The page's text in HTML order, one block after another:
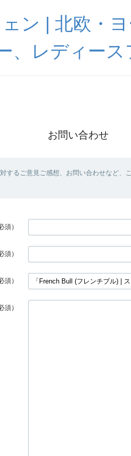
ン | 北欧・
、レディー
お問い合わせ
するご意見ご感想、お問い合わせなど、
須）
須）
須）
須）